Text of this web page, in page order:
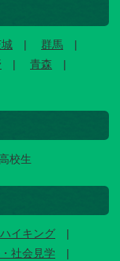
群馬
青森
校生
ハイキング
社会見学